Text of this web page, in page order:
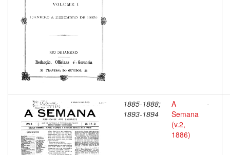
1885-1888;
1893-1894
A
Semana
(v.2,
1886)
-